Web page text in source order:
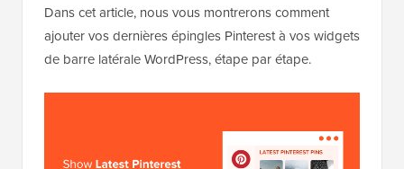
Dans cet article, nous vous montrerons comment
ajouter vos dernières épingles Pinterest à vos widgets
de barre latérale WordPress, étape par étape.